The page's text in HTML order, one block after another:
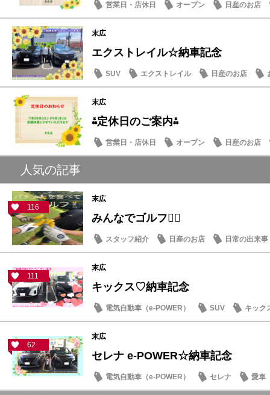
営業日・店休日 オープン 日産のお店
末広
エクストレイル☆納車記念
SUV エクストレイル 日産のお店
末広
⁂定休日のご案内⁂
営業日・店休日 オープン 日産のお店
人気の記事
116
末広
みんなでゴルフ🏌️‍♂️
スタッフ紹介 日産のお店 日常の出来事
111
末広
キックス♡納車記念
電気自動車（e-POWER） SUV キック
62
末広
セレナ e-POWER☆納車記念
電気自動車（e-POWER） セレナ 愛車